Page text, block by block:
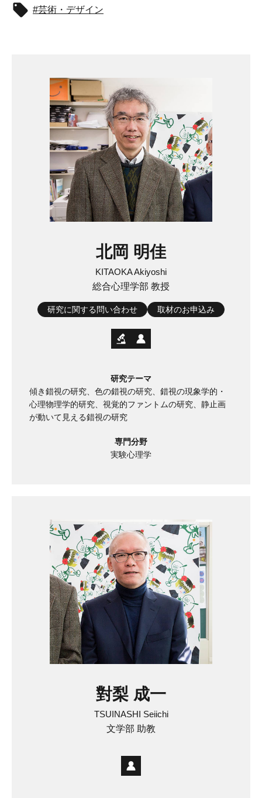
芸術・デザイン
北岡 明佳
KITAOKA Akiyoshi
総合心理学部 教授
研究に関する問い合わせ 取材のお申込み
研究テーマ
傾き錯視の研究、色の錯視の研究、錯視の現象学的・
心理物理学的研究、視覚的ファントムの研究、静止画
が動いて見える錯視の研究
専門分野
実験心理学
對梨 成一
TSUINASHI Seiichi
文学部 助教